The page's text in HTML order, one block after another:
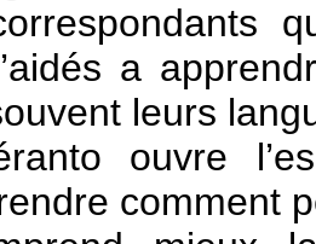
a
leurs
ouvre
comment